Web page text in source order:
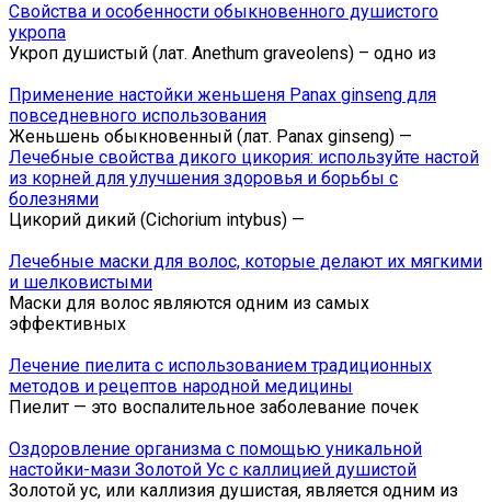
Свойства и особенности обыкновенного душистого
укропа
Укроп душистый (лат. Anethum graveolens) – одно из
Применение настойки женьшеня Panax ginseng для
повседневного использования
Женьшень обыкновенный (лат. Panax ginseng) —
Лечебные свойства дикого цикория: используйте настой
из корней для улучшения здоровья и борьбы с
болезнями
Цикорий дикий (Cichorium intybus) —
Лечебные маски для волос, которые делают их мягкими
и шелковистыми
Маски для волос являются одним из самых
эффективных
Лечение пиелита с использованием традиционных
методов и рецептов народной медицины
Пиелит — это воспалительное заболевание почек
Оздоровление организма с помощью уникальной
настойки-мази Золотой Ус с каллицией душистой
Золотой ус, или каллизия душистая, является одним из